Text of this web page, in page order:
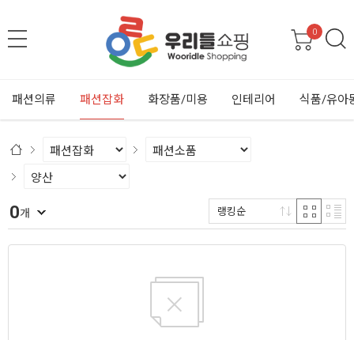
0
패션의류 패션잡화 화장품/미용 인테리어 식품/유아
0개 랭킹순